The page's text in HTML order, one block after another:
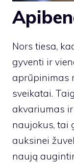
Nors tiesa,
gyventi ir
aprūpinimas
sveikatai.
akvariumas
naujokus, tai
auksinei
naują